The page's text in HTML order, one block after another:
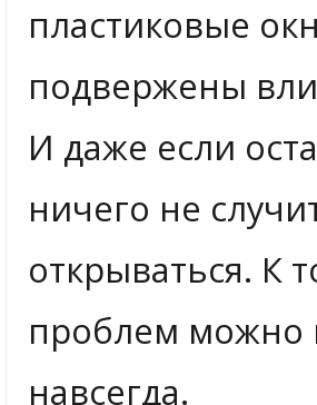
пластиковые
подвержены
И даже если
ничего не
открываться. К
проблем можно
навсегда.